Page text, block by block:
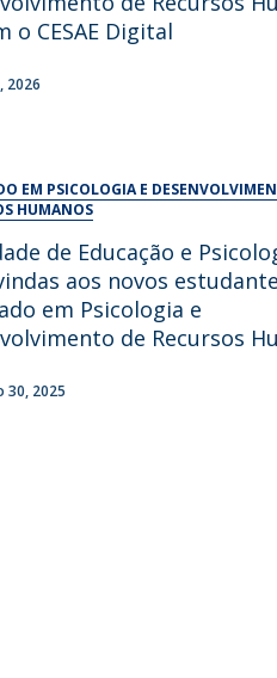
e Emergência
o CESAE Digital
2026
EM PSICOLOGIA E
HUMANOS
de Educação e
aos novos
em Psicologia e
de Recursos
30, 2025